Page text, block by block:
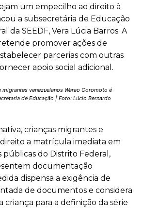
um empecilho ao direito à
a subsecretária de Educação
da SEEDF, Vera Lúcia Barros. A
promover ações de
parcerias com outras
apoio social adicional.
venezuelanos Warao Coromoto é
de Educação | Foto: Lúcio Bernardo
crianças migrantes e
a matrícula imediata em
públicas do Distrito Federal,
documentação
dispensa a exigência de
de documentos e considera
criança para a definição da série